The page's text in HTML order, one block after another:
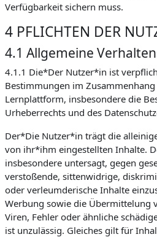
Verfügbarkeit sichern muss.
4 PFLICHTEN DER
4.1 Allgemeine
4.1.1 Die*Der Nutzer*in ist
Bestimmungen im
Lernplattform, insbesondere die
Urheberrechts und des
Der*Die Nutzer*in trägt die
von ihr*ihm eingestellten Inhalte.
insbesondere untersagt, gegen
verstoßende, sittenwidrige,
oder verleumderische Inhalte
Werbung sowie die Übermittelung
Viren, Fehler oder ähnliche
ist unzulässig. Gleiches gilt für